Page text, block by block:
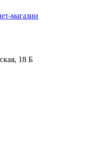
магазин
18 Б